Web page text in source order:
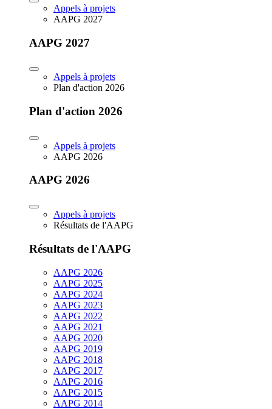
Appels à projets
AAPG 2027
AAPG 2027
Appels à projets
Plan d'action 2026
Plan d'action 2026
Appels à projets
AAPG 2026
AAPG 2026
Appels à projets
Résultats de l'AAPG
Résultats de l'AAPG
AAPG 2026
AAPG 2025
AAPG 2024
AAPG 2023
AAPG 2022
AAPG 2021
AAPG 2020
AAPG 2019
AAPG 2018
AAPG 2017
AAPG 2016
AAPG 2015
AAPG 2014